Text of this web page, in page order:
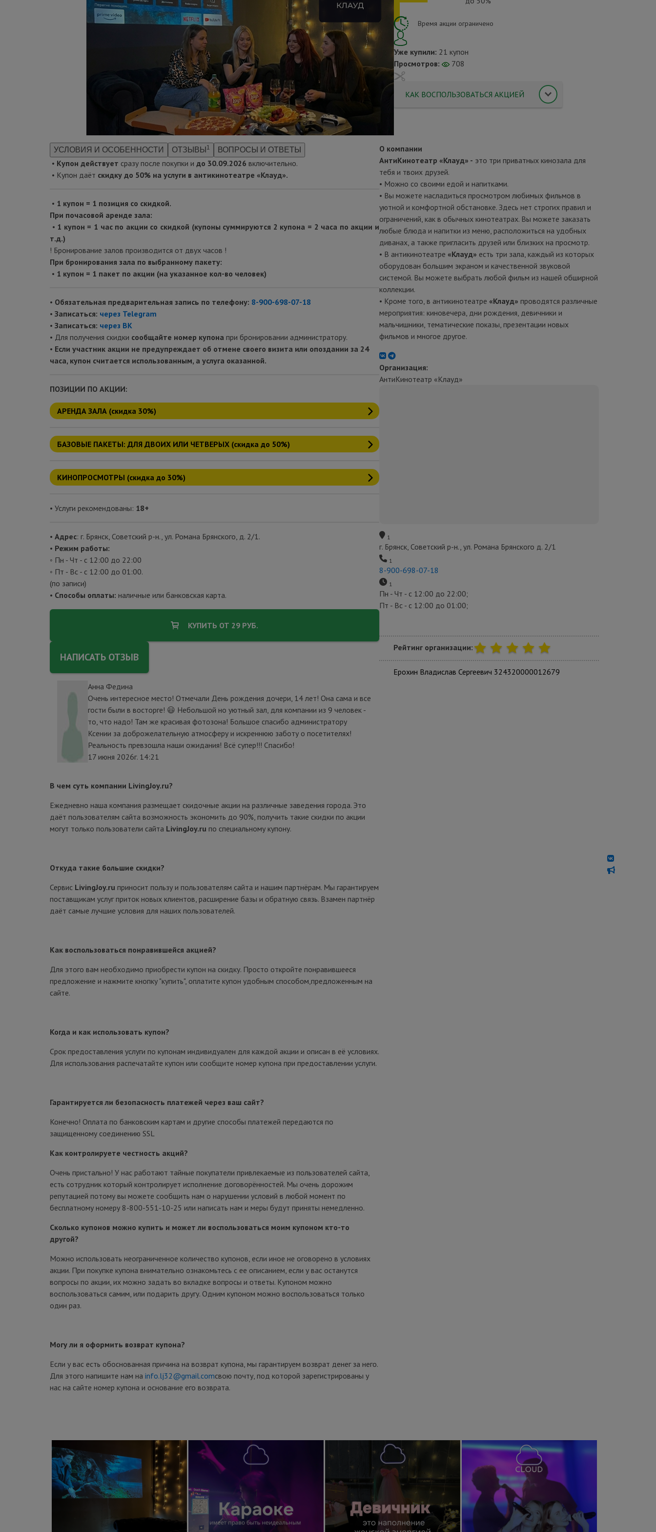
Время акции ограничено
Уже купили: 21 купон
Просмотров:
708
КАК ВОСПОЛЬЗОВАТЬСЯ АКЦИЕЙ
УСЛОВИЯ И ОСОБЕННОСТИ ОТЗЫВЫ 1 ВОПРОСЫ И ОТВЕТЫ
• Купон действует сразу после покупки и до 30.09.2026 включительно.
• Купон даёт скидку до 50% на услуги в антикинотеатре «Клауд».
• 1 купон = 1 позиция со скидкой.
При почасовой аренде зала:
• 1 купон = 1 час по акции со скидкой (купоны суммируются 2 купона = 2 часа по акции и
т.д.)
! Бронирование залов производится от двух часов !
При бронирования зала по выбранному пакету:
• 1 купон = 1 пакет по акции (на указанное кол-во человек)
• Обязательная предварительная запись по телефону: 8-900-698-07-18
• Записаться: через Telegram
• Записаться: через ВК
• Для получения скидки сообщайте номер купона при бронировании администратору.
• Если участник акции не предупреждает об отмене своего визита или опоздании за 24
часа, купон считается использованным, а услуга оказанной.
ПОЗИЦИИ ПО АКЦИИ:
АРЕНДА ЗАЛА (скидка 30%)
БАЗОВЫЕ ПАКЕТЫ: ДЛЯ ДВОИХ ИЛИ ЧЕТВЕРЫХ (скидка до 50%)
КИНОПРОСМОТРЫ (скидка до 30%)
• Услуги рекомендованы: 18+
• Адрес: г. Брянск, Советский р-н., ул. Романа Брянского, д. 2/1.
• Режим работы:
◦ Пн - Чт - с 12:00 до 22:00
◦ Пт - Вс - с 12:00 до 01:00.
(по записи)
• Способы оплаты: наличные или банковская карта.
КУПИТЬ ОТ 29 РУБ.
НАПИСАТЬ ОТЗЫВ
Анна Федина
Очень интересное место! Отмечали День рождения дочери, 14 лет! Она сама и все
гости были в восторге! 😃 Небольшой но уютный зал, для компании из 9 человек -
то, что надо! Там же красивая фотозона! Большое спасибо администратору
Ксении за доброжелательную атмосферу и искреннюю заботу о посетителях!
Реальность превзошла наши ожидания! Всё супер!!! Спасибо!
17 июня 2026г. 14:21
В чем суть компании LivingJoy.ru?
Ежедневно наша компания размещает скидочные акции на различные заведения города. Это
даёт пользователям сайта возможность экономить до 90%, получить такие скидки по акции
могут только пользователи сайта LivingJoy.ru по специальному купону.
Откуда такие большие скидки?
Сервис LivingJoy.ru приносит пользу и пользователям сайта и нашим партнёрам. Мы гарантируем
поставщикам услуг приток новых клиентов, расширение базы и обратную связь. Взамен партнёр
даёт самые лучшие условия для наших пользователей.
Как воспользоваться понравившейся акцией?
Для этого вам необходимо приобрести купон на скидку. Просто откройте понравившееся
предложение и нажмите кнопку "купить", оплатите купон удобным способом,предложенным на
сайте.
Когда и как использовать купон?
Срок предоставления услуги по купонам индивидуален для каждой акции и описан в её условиях.
Для использования распечатайте купон или сообщите номер купона при предоставлении услуги.
Гарантируется ли безопасность платежей через ваш сайт?
Конечно! Оплата по банковским картам и другие способы платежей передаются по
защищенному соединению SSL
Как контролируете честность акций?
Очень пристально! У нас работают тайные покупатели привлекаемые из пользователей сайта,
есть сотрудник который контролирует исполнение договорённостей. Мы очень дорожим
репутацией потому вы можете сообщить нам о нарушении условий в любой момент по
бесплатному номеру 8-800-551-10-25 или написать нам и меры будут приняты немедленно.
Сколько купонов можно купить и может ли воспользоваться моим купоном кто-то
другой?
Можно использовать неограниченное количество купонов, если иное не оговорено в условиях
акции. При покупке купона внимательно ознакомьтесь с ее описанием, если у вас останутся
вопросы по акции, их можно задать во вкладке вопросы и ответы. Купоном можно
воспользоваться самим, или подарить другу. Одним купоном можно воспользоваться только
один раз.
Могу ли я оформить возврат купона?
Если у вас есть обоснованная причина на возврат купона, мы гарантируем возврат денег за него.
Для этого напишите нам на info.lj32@gmail.comсвою почту, под которой зарегистрированы у
нас на сайте номер купона и основание его возврата.
О компании
АнтиКинотеатр «Клауд» - это три приватных кинозала для
тебя и твоих друзей.
• Можно со своими едой и напитками.
• Вы можете насладиться просмотром любимых фильмов в
уютной и комфортной обстановке. Здесь нет строгих правил и
ограничений, как в обычных кинотеатрах. Вы можете заказать
любые блюда и напитки из меню, расположиться на удобных
диванах, а также пригласить друзей или близких на просмотр.
• В антикинотеатре «Клауд» есть три зала, каждый из которых
оборудован большим экраном и качественной звуковой
системой. Вы можете выбрать любой фильм из нашей обширной
коллекции.
• Кроме того, в антикинотеатре «Клауд» проводятся различные
мероприятия: киновечера, дни рождения, девичники и
мальчишники, тематические показы, презентации новых
фильмов и многое другое.
Организация:
АнтиКинотеатр «Клауд»
1
г. Брянск, Советский р-н., ул. Романа Брянского д. 2/1
1
8-900-698-07-18
1
Пн - Чт - с 12:00 до 22:00;
Пт - Вс - с 12:00 до 01:00;
Рейтинг организации:
Ерохин Владислав Сергеевич 324320000012679